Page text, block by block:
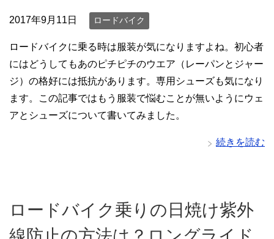
2017年9月11日 ロードバイク
ロードバイクに乗る時は服装が気になりますよね。初心者
にはどうしてもあのピチピチのウエア（レーパンとジャー
ジ）の格好には抵抗があります。専用シューズも気になり
ます。この記事ではもう服装で悩むことが無いようにウェ
アとシューズについて書いてみました。
続きを読む
ロードバイク乗りの日焼け紫外